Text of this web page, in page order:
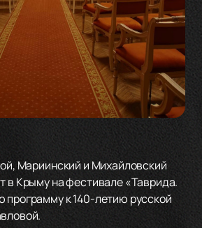
Мариинский и Михайловский
в Крыму на фестивале «Таврида.
к 140-летию русской